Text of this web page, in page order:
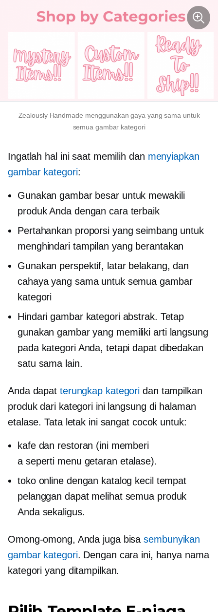
Zealously Handmade menggunakan gaya yang sama untuk
semua gambar kategori
Ingatlah hal ini saat memilih dan menyiapkan
gambar kategori:
Gunakan gambar besar untuk mewakili
produk Anda dengan cara terbaik
Pertahankan proporsi yang seimbang untuk
menghindari tampilan yang berantakan
Gunakan perspektif, latar belakang, dan
cahaya yang sama untuk semua gambar
kategori
Hindari gambar kategori abstrak. Tetap
gunakan gambar yang memiliki arti langsung
pada kategori Anda, tetapi dapat dibedakan
satu sama lain.
Anda dapat terungkap kategori dan tampilkan
produk dari kategori ini langsung di halaman
etalase. Tata letak ini sangat cocok untuk:
kafe dan restoran (ini memberi
a seperti menu getaran etalase).
toko online dengan katalog kecil tempat
pelanggan dapat melihat semua produk
Anda sekaligus.
Omong-omong, Anda juga bisasembunyikan
gambar kategori. Dengan cara ini, hanya nama
kategori yang ditampilkan.